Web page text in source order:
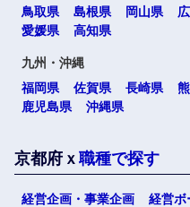
鳥取県
島根県 岡山県
愛媛県
高知県
九州・沖縄
福岡県
佐賀県 長崎県
鹿児島県
沖縄県
京都府ｘ 職種で探す
経営企画・事業企画 経営ボ